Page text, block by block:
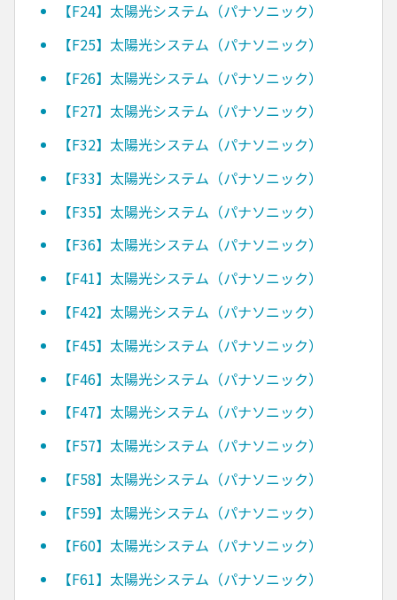
【F24】太陽光システム（パナソニック）
【F25】太陽光システム（パナソニック）
【F26】太陽光システム（パナソニック）
【F27】太陽光システム（パナソニック）
【F32】太陽光システム（パナソニック）
【F33】太陽光システム（パナソニック）
【F35】太陽光システム（パナソニック）
【F36】太陽光システム（パナソニック）
【F41】太陽光システム（パナソニック）
【F42】太陽光システム（パナソニック）
【F45】太陽光システム（パナソニック）
【F46】太陽光システム（パナソニック）
【F47】太陽光システム（パナソニック）
【F57】太陽光システム（パナソニック）
【F58】太陽光システム（パナソニック）
【F59】太陽光システム（パナソニック）
【F60】太陽光システム（パナソニック）
【F61】太陽光システム（パナソニック）